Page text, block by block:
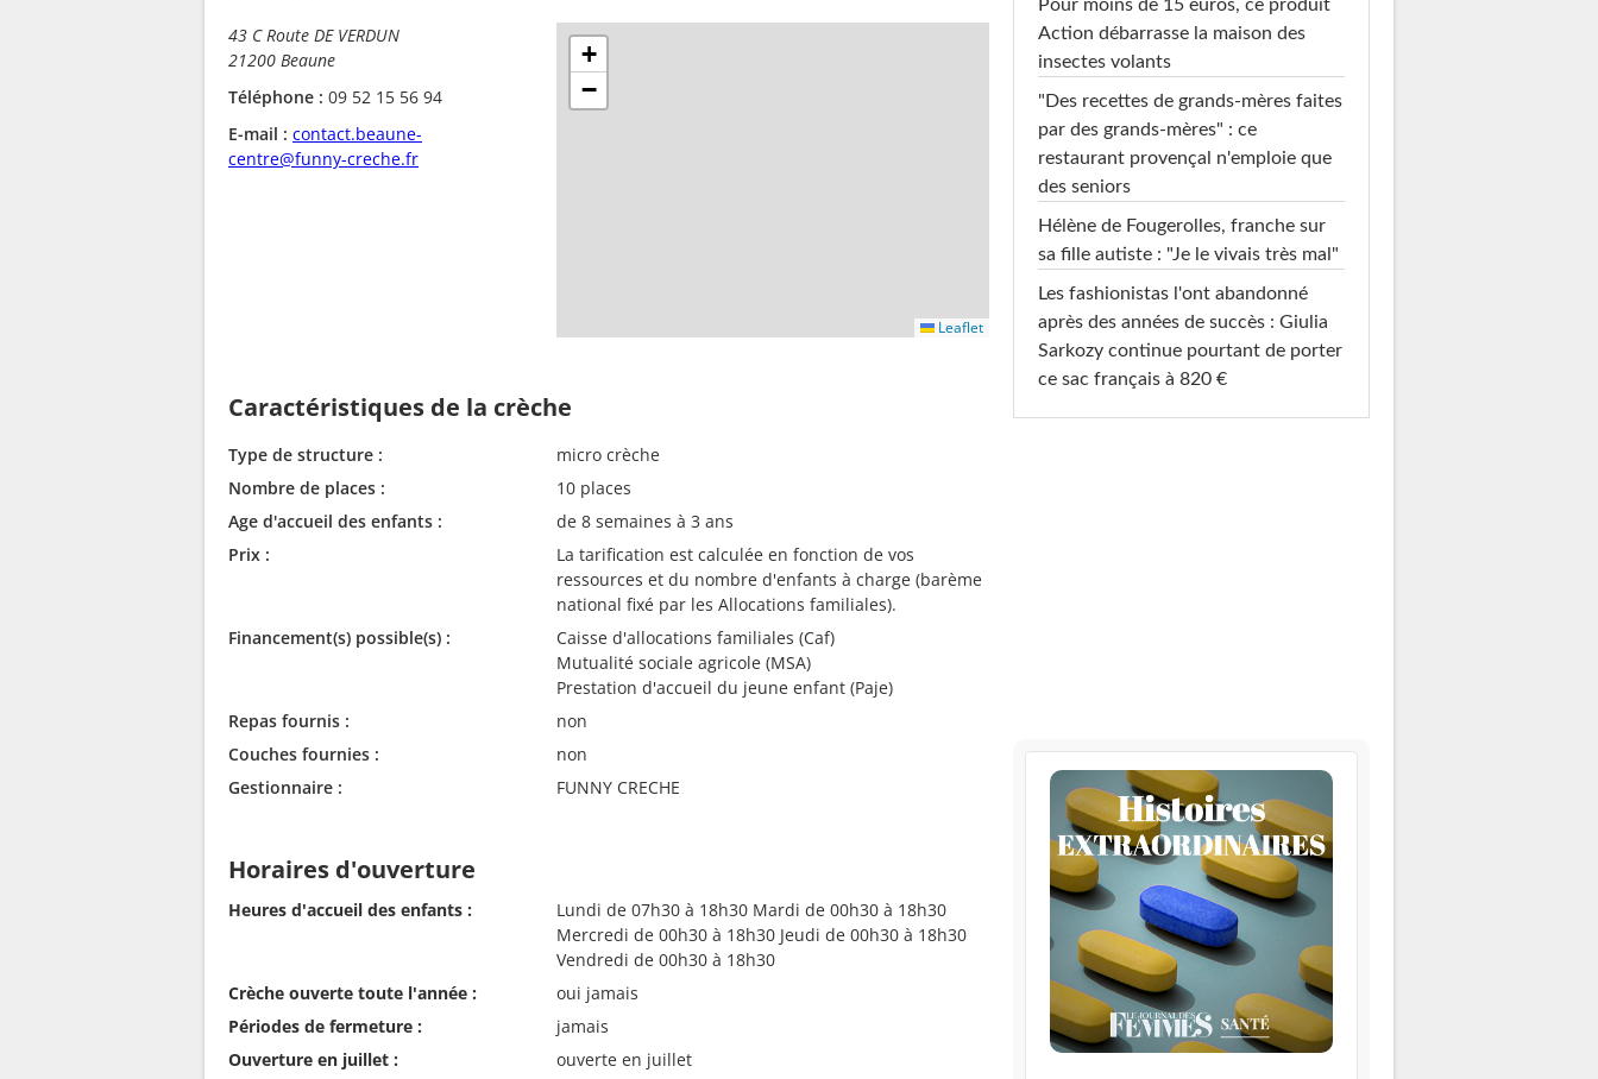
43 C Route DE VERDUN
21200 Beaune
Téléphone : 09 52 15 56 94
E-mail : contact.beaune-
centre@funny-creche.fr
+
−
Leaflet
Caractéristiques de la crèche
Type de structure :
micro crèche
Nombre de places :
10 places
Age d'accueil des enfants :
de 8 semaines à 3 ans
Prix :
La tarification est calculée en fonction de vos
ressources et du nombre d'enfants à charge (barème
national fixé par les Allocations familiales).
Financement(s) possible(s) :
Caisse d'allocations familiales (Caf)
Mutualité sociale agricole (MSA)
Prestation d'accueil du jeune enfant (Paje)
Repas fournis :
non
Couches fournies :
non
Gestionnaire :
FUNNY CRECHE
Horaires d'ouverture
Heures d'accueil des enfants :
Lundi de 07h30 à 18h30 Mardi de 00h30 à 18h30
Mercredi de 00h30 à 18h30 Jeudi de 00h30 à 18h30
Vendredi de 00h30 à 18h30
Crèche ouverte toute l'année :
oui jamais
Périodes de fermeture :
jamais
Ouverture en juillet :
ouverte en juillet
Pour moins de 15 euros, ce produit
Action débarrasse la maison des
insectes volants
"Des recettes de grands-mères faites
par des grands-mères" : ce
restaurant provençal n'emploie que
des seniors
Hélène de Fougerolles, franche sur
sa fille autiste : "Je le vivais très mal"
Les fashionistas l'ont abandonné
après des années de succès : Giulia
Sarkozy continue pourtant de porter
ce sac français à 820 €